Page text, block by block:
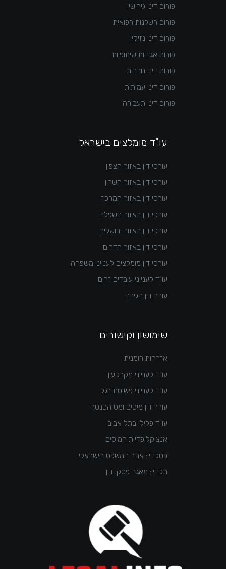
פורום דיני גירושין
פורום רשלנות רפואית
פורום דיני נזיקין
פורום אגודות שיתופיות
פורום דיני חברות
פורום דיני עמותות
פורום דיני תעבורה
עו"ד מומלצים בישראל
עורכי דין באזור הצפון
עורכי דין באזור השרון
עורכי דין באזור המרכז
עורכי דין באזור השפלה
עורכי דין באזור ירושלים
עורכי דין באזור הדרום
עורכי דין מומלצים לענייני משפחה
עו"ד לענייני עובדים זרים
עורך דין הגירה
שימושון וקישורים
אזרחות רומנית
עו"ד לענייני מקרקעין
עו"ד לענייני פשיטת רגל
עורך דין מיסים ומס הכנסה
עו"ד פלילי בתל אביב
אנציקלופדיית המיסים
פסקדין: אתר המשפט הישראלי
תקדין: מאגר פסקי דין